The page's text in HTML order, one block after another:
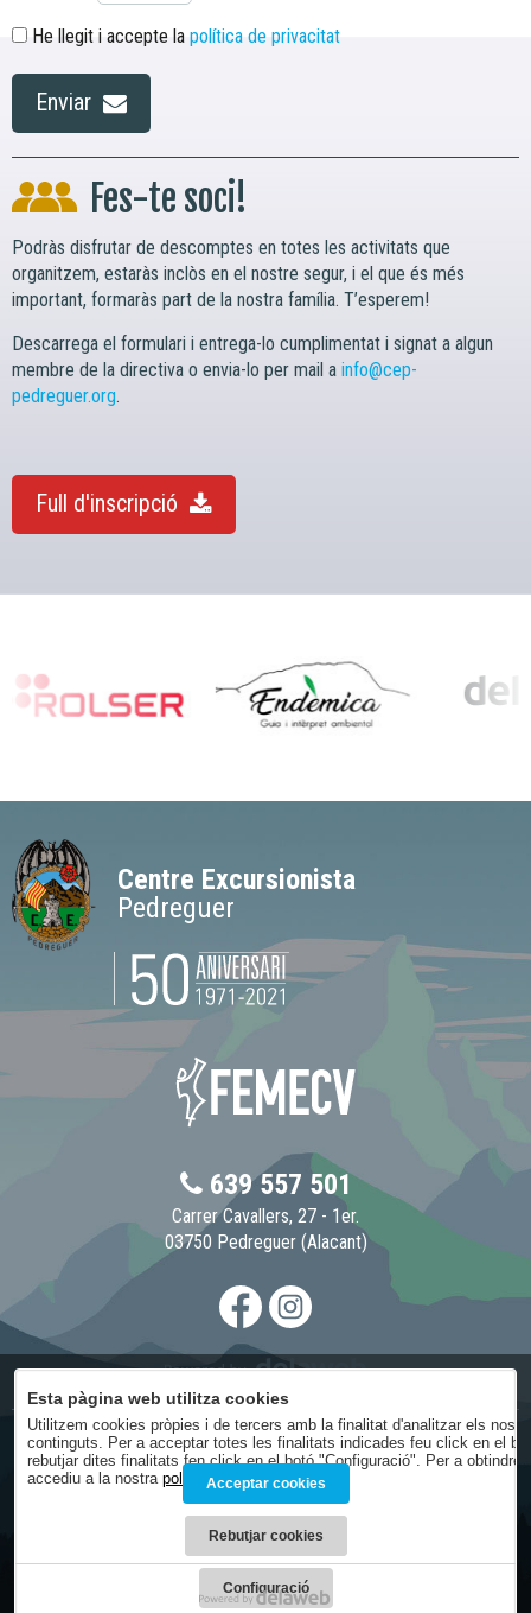
He llegit i accepte la política de privacitat
Enviar
Fes-te soci!
Podràs disfrutar de descomptes en totes les activitats que
organitzem, estaràs inclòs en el nostre segur, i el que és més
important, formaràs part de la nostra família. T’esperem!
Descarrega el formulari i entrega-lo cumplimentat i signat a algun
membre de la directiva o envia-lo per mail a info@cep-
pedreguer.org.
Full d'inscripció
Centre Excursionista
Pedreguer
639 557 501
Carrer Cavallers, 27 - 1er.
03750 Pedreguer (Alacant)
Avís legal
Condicions generals
Política de privacitat
Política de cookies
Condicions de contractació
Esta pàgina web utilitza cookies
Utilitzem cookies pròpies i de tercers amb la finalitat d'analitzar els
continguts. Per a acceptar totes les finalitats indicades feu click en el
rebutjar dites finalitats fen click en el botó "Configuració". Per a
accediu a la nostra política de cookies.
Acceptar cookies
Rebutjar cookies
Configuració